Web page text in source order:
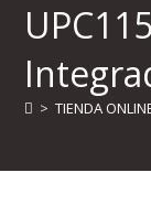
> TIENDA